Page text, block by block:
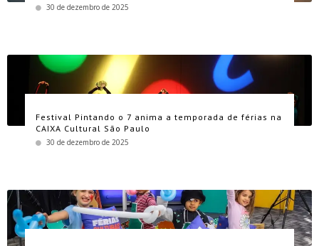
30 de dezembro de 2025
Festival Pintando o 7 anima a temporada de férias na
CAIXA Cultural São Paulo
30 de dezembro de 2025